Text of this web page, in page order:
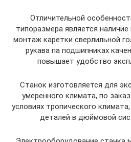
Отличительной
типоразмера является
монтаж каретки сверлильной
рукава па подшипниках
повышает удобство
Станок изготовляется для
умеренного климата, по
условиях тропического
деталей в дюймовой